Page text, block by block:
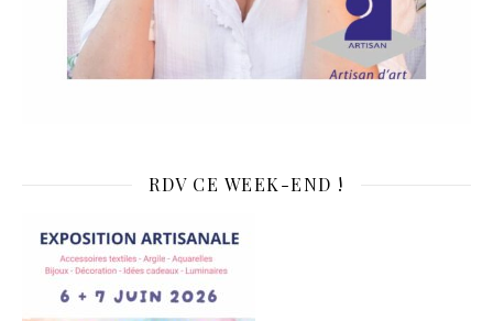
RDV CE WEEK-END !